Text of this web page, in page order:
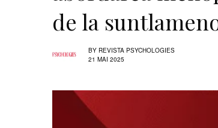
de la
BY REVISTA PSYCHOLOGIES
21 MAI 2025